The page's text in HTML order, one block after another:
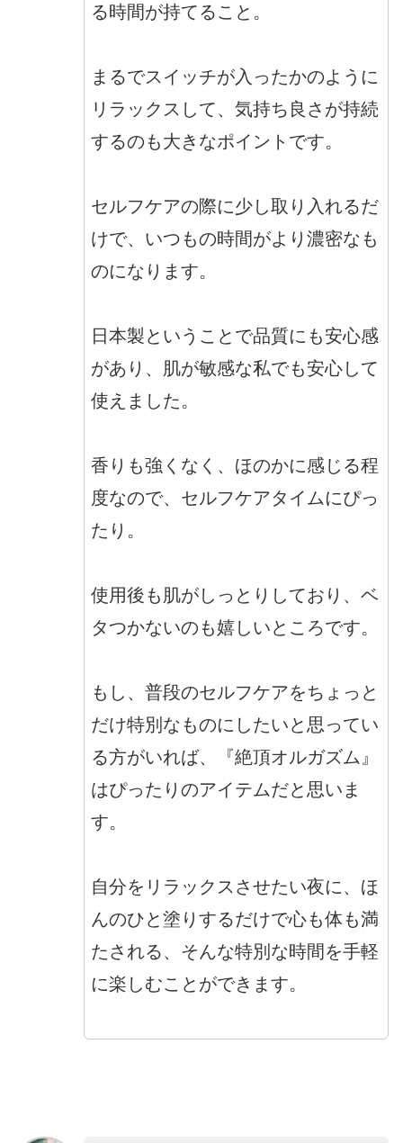
る時間が持てること。
まるでスイッチが入ったかのように
リラックスして、気持ち良さが持続
するのも大きなポイントです。
セルフケアの際に少し取り入れるだ
けで、いつもの時間がより濃密なも
のになります。
日本製ということで品質にも安心感
があり、肌が敏感な私でも安心して
使えました。
香りも強くなく、ほのかに感じる程
度なので、セルフケアタイムにぴっ
たり。
使用後も肌がしっとりしており、ベ
タつかないのも嬉しいところです。
もし、普段のセルフケアをちょっと
だけ特別なものにしたいと思ってい
る方がいれば、『絶頂オルガズム』
はぴったりのアイテムだと思いま
す。
自分をリラックスさせたい夜に、ほ
んのひと塗りするだけで心も体も満
たされる、そんな特別な時間を手軽
に楽しむことができます。